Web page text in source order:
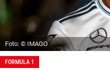
Foto: © IMAGO
FORMULA 1